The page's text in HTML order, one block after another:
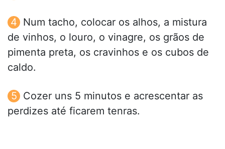
Num tacho, colocar os alhos, a mistura
de vinhos, o louro, o vinagre, os grãos de
pimenta preta, os cravinhos e os cubos de
caldo.
Cozer uns 5 minutos e acrescentar as
perdizes até ficarem tenras.